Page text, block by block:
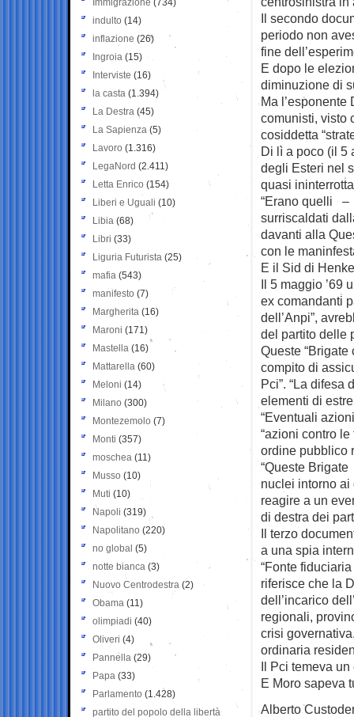
Il secondo
periodo non
fine
E dopo le
diminuzione di
Ma l’esponente
comunisti, visto
cosiddetta
Di lì a poco (il 5
degli Esteri nel
quasi
“Erano quelli
surriscaldati
davanti alla
con le
E il Sid di
Il 5 maggio ’69
ex comandanti
dell’Anpi”,
del partito delle
Queste
compito di
Pci”. “La difesa
elementi di
“Eventuali
“azioni contro
ordine pubblico
“Queste
nuclei intorno
reagire a un
di destra dei
Il terzo
a una spia
“Fonte
riferisce che la
dell’incarico
regionali,
crisi
ordinaria
Il Pci temeva
E Moro sapeva
Alberto
Immigrazione (734)
indulto (14)
inflazione (26)
Ingroia (15)
Interviste (16)
la casta (1.394)
La Destra (45)
La Sapienza (5)
Lavoro (1.316)
LegaNord (2.411)
Letta Enrico (154)
Liberi e Uguali (10)
Libia (68)
Libri (33)
Liguria Futurista (25)
mafia (543)
manifesto (7)
Margherita (16)
Maroni (171)
Mastella (16)
Mattarella (60)
Meloni (14)
Milano (300)
Montezemolo (7)
Monti (357)
moschea (11)
Musso (10)
Muti (10)
Napoli (319)
Napolitano (220)
no global (5)
notte bianca (3)
Nuovo Centrodestra (2)
Obama (11)
olimpiadi (40)
Oliveri (4)
Pannella (29)
Papa (33)
Parlamento (1.428)
partito del popolo della libertà